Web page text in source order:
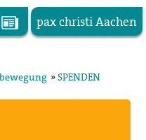
pax christi Aachen
»SPENDEN